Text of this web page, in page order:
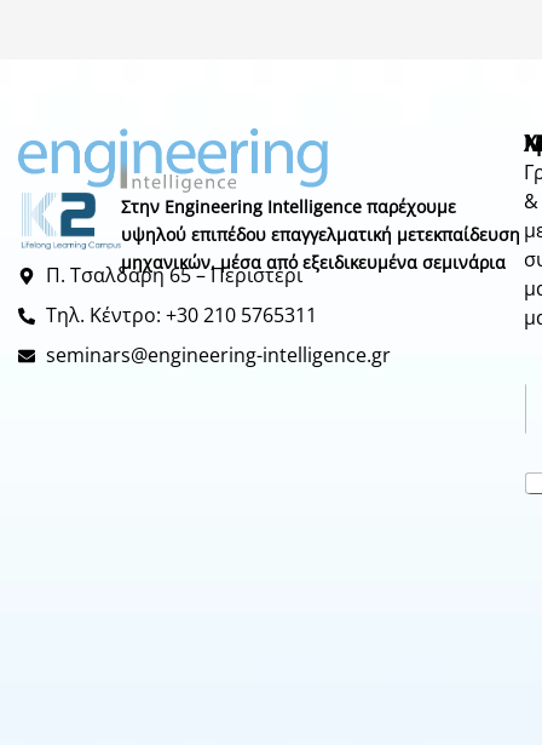
Στην Engineering Intelligence παρέχουμε
υψηλού επιπέδου επαγγελματική μετεκπαίδευση
μηχανικών, μέσα από εξειδικευμένα σεμινάρια
Π. Τσαλδάρη 65 – Περιστέρι
Τηλ. Κέντρο: +30 210 5765311
seminars@engineering-intelligence.gr
&